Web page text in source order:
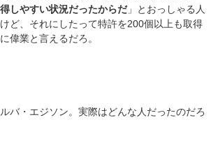
しやすい状況だったからだ」とおっしゃる人
ど、それにしたって特許を200個以上も取得
偉業と言えるだろ。
バ・エジソン。実際はどんな人だったのだろ